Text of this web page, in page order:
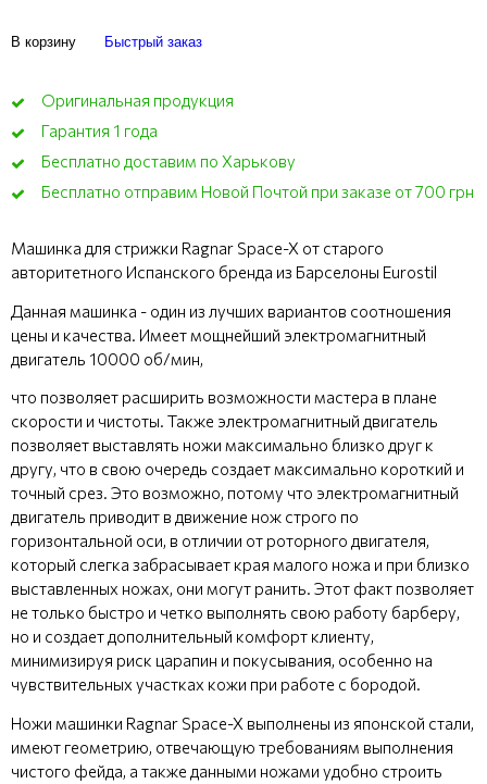
В корзину Быстрый заказ
Оригинальная продукция
Гарантия 1 года
Бесплатно доставим по Харькову
Бесплатно отправим Новой Почтой при заказе от 700 грн
Машинка для стрижки Ragnar Space-X от старого
авторитетного Испанского бренда из Барселоны Eurostil
Данная машинка - один из лучших вариантов соотношения
цены и качества. Имеет мощнейший электромагнитный
двигатель 10000 об/мин,
что позволяет расширить возможности мастера в плане
скорости и чистоты. Также электромагнитный двигатель
позволяет выставлять ножи максимально близко друг к
другу, что в свою очередь создает максимально короткий и
точный срез. Это возможно, потому что электромагнитный
двигатель приводит в движение нож строго по
горизонтальной оси, в отличии от роторного двигателя,
который слегка забрасывает края малого ножа и при близко
выставленных ножах, они могут ранить. Этот факт позволяет
не только быстро и четко выполнять свою работу барберу,
но и создает дополнительный комфорт клиенту,
минимизируя риск царапин и покусывания, особенно на
чувствительных участках кожи при работе с бородой.
Ножи машинки Ragnar Space-X выполнены из японской стали,
имеют геометрию, отвечающую требованиям выполнения
чистого фейда, а также данными ножами удобно строить